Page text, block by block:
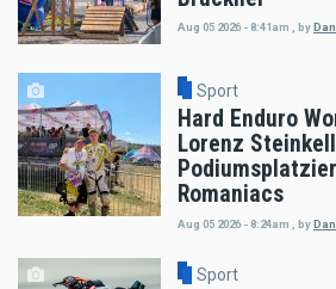
Aug 05 2026 - 8:41am by
Sport
Hard Enduro
Lorenz
Romaniacs
Aug 05 2026 - 8:24am by
Sport